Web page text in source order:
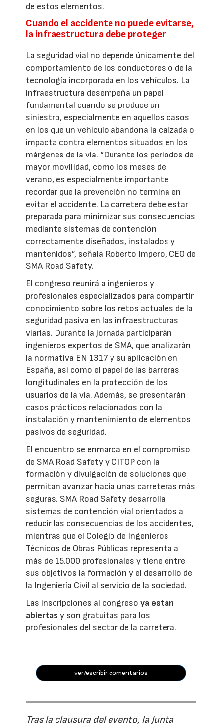
de estos elementos.
Cuando el accidente no puede evitarse,
la infraestructura debe proteger
La seguridad vial no depende únicamente del
comportamiento de los conductores o de la
tecnología incorporada en los vehículos. La
infraestructura desempeña un papel
fundamental cuando se produce un
siniestro, especialmente en aquellos casos
en los que un vehículo abandona la calzada o
impacta contra elementos situados en los
márgenes de la vía. “Durante los periodos de
mayor movilidad, como los meses de
verano, es especialmente importante
recordar que la prevención no termina en
evitar el accidente. La carretera debe estar
preparada para minimizar sus consecuencias
mediante sistemas de contención
correctamente diseñados, instalados y
mantenidos”, señala Roberto Impero, CEO de
SMA Road Safety.
El congreso reunirá a ingenieros y
profesionales especializados para compartir
conocimiento sobre los retos actuales de la
seguridad pasiva en las infraestructuras
viarias. Durante la jornada participarán
ingenieros expertos de SMA, que analizarán
la normativa EN 1317 y su aplicación en
España, así como el papel de las barreras
longitudinales en la protección de los
usuarios de la vía. Además, se presentarán
casos prácticos relacionados con la
instalación y mantenimiento de elementos
pasivos de seguridad.
El encuentro se enmarca en el compromiso
de SMA Road Safety y CITOP con la
formación y divulgación de soluciones que
permitan avanzar hacia unas carreteras más
seguras. SMA Road Safety desarrolla
sistemas de contención vial orientados a
reducir las consecuencias de los accidentes,
mientras que el Colegio de Ingenieros
Técnicos de Obras Públicas representa a
más de 15.000 profesionales y tiene entre
sus objetivos la formación y el desarrollo de
la Ingeniería Civil al servicio de la sociedad.
Las inscripciones al congresoya están
abiertas y son gratuitas para los
profesionales del sector de la carretera.
ver/escribir comentarios
Tras la clausura del evento, la Junta